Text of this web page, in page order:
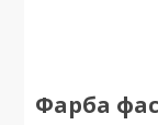
Фарба